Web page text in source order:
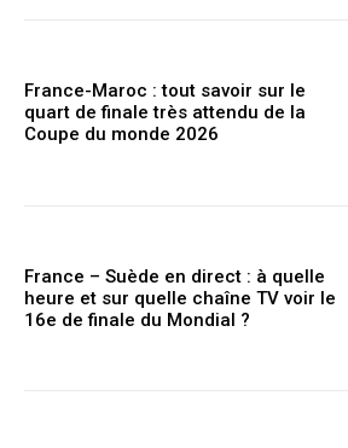
France-Maroc : tout savoir sur le
quart de finale très attendu de la
Coupe du monde 2026
France – Suède en direct : à quelle
heure et sur quelle chaîne TV voir le
16e de finale du Mondial ?